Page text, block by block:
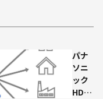
パナ
ソニ
ック
HDと